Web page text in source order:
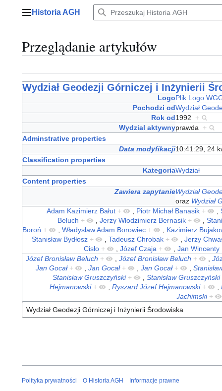
Menu główne
Historia AGH
Przeglądanie artykułów
Wydział Geodezji Górniczej i Inżynierii
LogoPlik:Logo
Pochodzi odWydział
Rok od1992
+
Wydzial aktywnyprawda +
Adminstrative properties
Data modyfikacji10:41:29, 24
Classification properties
KategoriaWydział
Content properties
Zawiera zapytanieWydział
oraz Wydział
Adam Kazimierz Bałut + Piotr Michał Banasik +
Beluch + Jerzy Włodzimierz Bernasik +
Boroń + Władysław Adam Borowiec +
Kazimierz
Stanisław Bydłosz + Tadeusz Chrobak +
Jerzy
Cisło + Józef Czaja +
Jan Wincenty
Józef Bronisław Beluch + Józef Bronisław Beluch +
Jan Gocał + Jan Gocał + Jan Gocał +
Stanisław Gruszczyński +
Stanisław Gruszczyński
Hejmanowski + Ryszard Józef Hejmanowski +
Jachimski +
Polityka prywatności O Historia AGH Informacje prawne